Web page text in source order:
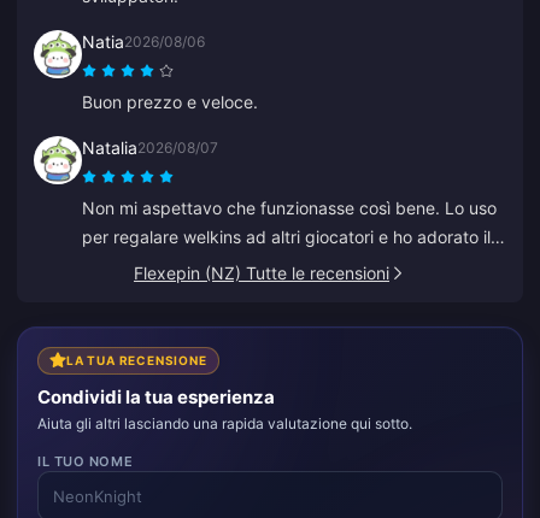
Natia2026/08/06
Buon prezzo e veloce.
Natalia2026/08/07
Non mi aspettavo che funzionasse così bene. Lo uso
per regalare welkins ad altri giocatori e ho adorato il
risultato. Anche il servizio clienti è rapido. Se vuoi
piattaforma.
Flexepin (NZ) Tutte le recensioni
LA TUA RECENSIONE
Condividi la tua esperienza
Aiuta gli altri lasciando una rapida valutazione qui sotto.
IL TUO NOME